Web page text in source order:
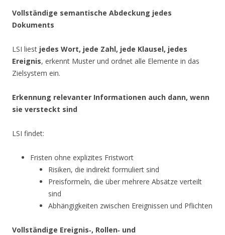
Vollständige semantische Abdeckung jedes
Dokuments
LSI liest jedes Wort, jede Zahl, jede Klausel, jedes
Ereignis, erkennt Muster und ordnet alle Elemente in das
Zielsystem ein.
Erkennung relevanter Informationen auch dann, wenn
sie versteckt sind
LSI findet:
Fristen ohne explizites Fristwort
Risiken, die indirekt formuliert sind
Preisformeln, die über mehrere Absätze verteilt
sind
Abhängigkeiten zwischen Ereignissen und Pflichten
Vollständige Ereignis‑, Rollen‑ und